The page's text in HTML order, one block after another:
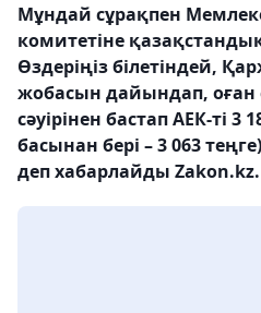
Мұндай сұрақпен
комитетіне
Өздеріңіз білетіндей,
жобасын дайындап, оған
сәуірінен бастап АЕК-ті 3
басынан бері – 3 063
деп хабарлайды Zakon.kz.